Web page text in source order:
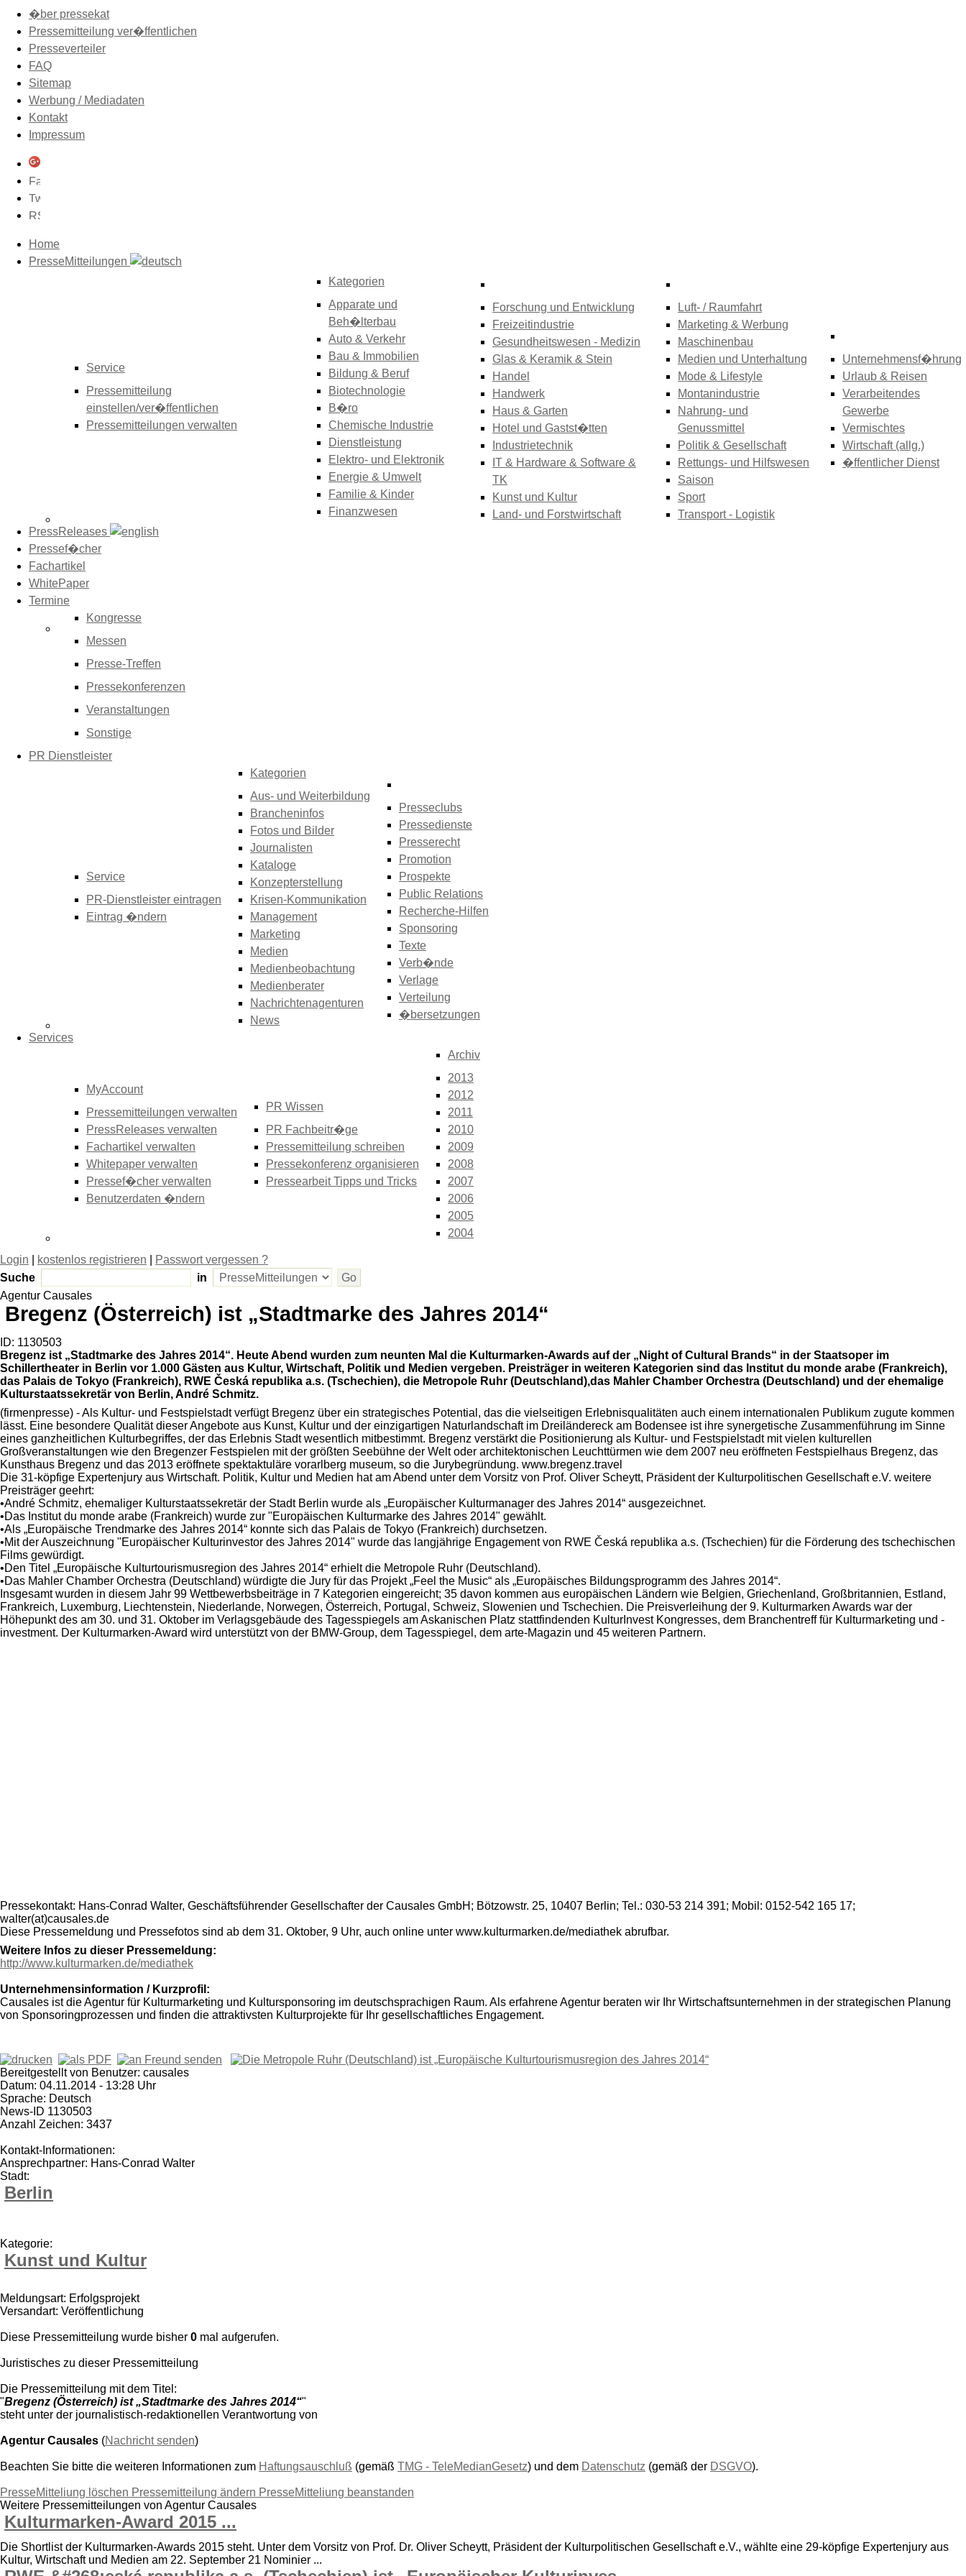
�ber pressekat
Pressemitteilung ver�ffentlichen
Presseverteiler
FAQ
Sitemap
Werbung / Mediadaten
Kontakt
Impressum
Home
PresseMitteilungen
Service
Pressemitteilung
einstellen/ver�ffentlichen
Pressemitteilungen verwalten
Kategorien
Apparate und
Beh�lterbau
Auto & Verkehr
Bau & Immobilien
Bildung & Beruf
Biotechnologie
B�ro
Chemische Industrie
Dienstleistung
Elektro- und Elektronik
Energie & Umwelt
Familie & Kinder
Finanzwesen
Forschung und Entwicklung
Freizeitindustrie
Gesundheitswesen - Medizin
Glas & Keramik & Stein
Handel
Handwerk
Haus & Garten
Hotel und Gastst�tten
Industrietechnik
IT & Hardware & Software &
TK
Kunst und Kultur
Land- und Forstwirtschaft
Luft- / Raumfahrt
Marketing & Werbung
Maschinenbau
Medien und Unterhaltung
Mode & Lifestyle
Montanindustrie
Nahrung- und
Genussmittel
Politik & Gesellschaft
Rettungs- und Hilfswesen
Saison
Sport
Transport - Logistik
Unternehmensf�hrung
Urlaub & Reisen
Verarbeitendes
Gewerbe
Vermischtes
Wirtschaft (allg.)
�ffentlicher Dienst
PressReleases
Pressef�cher
Fachartikel
WhitePaper
Termine
Kongresse
Messen
Presse-Treffen
Pressekonferenzen
Veranstaltungen
Sonstige
PR Dienstleister
Service
PR-Dienstleister eintragen
Eintrag �ndern
Kategorien
Aus- und Weiterbildung
Brancheninfos
Fotos und Bilder
Journalisten
Kataloge
Konzepterstellung
Krisen-Kommunikation
Management
Marketing
Medien
Medienbeobachtung
Medienberater
Nachrichtenagenturen
News
Presseclubs
Pressedienste
Presserecht
Promotion
Prospekte
Public Relations
Recherche-Hilfen
Sponsoring
Texte
Verb�nde
Verlage
Verteilung
�bersetzungen
Services
MyAccount
Pressemitteilungen verwalten
PressReleases verwalten
Fachartikel verwalten
Whitepaper verwalten
Pressef�cher verwalten
Benutzerdaten �ndern
PR Wissen
PR Fachbeitr�ge
Pressemitteilung schreiben
Pressekonferenz organisieren
Pressearbeit Tipps und Tricks
Archiv
2013
2012
2011
2010
2009
2008
2007
2006
2005
2004
Login kostenlos registrieren
Passwort vergessen ?
Suche
in
Agentur Causales
Bregenz (Österreich) ist „Stadtmarke des Jahres 2014“
ID: 1130503
Bregenz ist „Stadtmarke des Jahres 2014“. Heute Abend wurden zum neunten Mal die Kulturmarken-Awards auf der „Night of Cultural Brands“ in der Staatsoper im
Schillertheater in Berlin vor 1.000 Gästen aus Kultur, Wirtschaft, Politik und Medien vergeben. Preisträger in weiteren Kategorien sind das Institut du monde arabe (Frankreich),
das Palais de Tokyo (Frankreich), RWE Česká republika a.s. (Tschechien), die Metropole Ruhr (Deutschland),das Mahler Chamber Orchestra (Deutschland) und der ehemalige
Kulturstaatssekretär von Berlin, André Schmitz.
(firmenpresse) - Als Kultur- und Festspielstadt verfügt Bregenz über ein strategisches Potential, das die vielseitigen Erlebnisqualitäten auch einem internationalen Publikum zugute kommen
lässt. Eine besondere Qualität dieser Angebote aus Kunst, Kultur und der einzigartigen Naturlandschaft im Dreiländereck am Bodensee ist ihre synergetische Zusammenführung im Sinne
eines ganzheitlichen Kulturbegriffes, der das Erlebnis Stadt wesentlich mitbestimmt. Bregenz verstärkt die Positionierung als Kultur- und Festspielstadt mit vielen kulturellen
Großveranstaltungen wie den Bregenzer Festspielen mit der größten Seebühne der Welt oder architektonischen Leuchttürmen wie dem 2007 neu eröffneten Festspielhaus Bregenz, das
Kunsthaus Bregenz und das 2013 eröffnete spektaktuläre vorarlberg museum, so die Jurybegründung. www.bregenz.travel
Die 31-köpfige Expertenjury aus Wirtschaft. Politik, Kultur und Medien hat am Abend unter dem Vorsitz von Prof. Oliver Scheytt, Präsident der Kulturpolitischen Gesellschaft e.V. weitere
Preisträger geehrt:
•André Schmitz, ehemaliger Kulturstaatssekretär der Stadt Berlin wurde als „Europäischer Kulturmanager des Jahres 2014“ ausgezeichnet.
•Das Institut du monde arabe (Frankreich) wurde zur "Europäischen Kulturmarke des Jahres 2014" gewählt.
•Als „Europäische Trendmarke des Jahres 2014“ konnte sich das Palais de Tokyo (Frankreich) durchsetzen.
•Mit der Auszeichnung "Europäischer Kulturinvestor des Jahres 2014" wurde das langjährige Engagement von RWE Česká republika a.s. (Tschechien) für die Förderung des tschechischen
Films gewürdigt.
•Den Titel „Europäische Kulturtourismusregion des Jahres 2014“ erhielt die Metropole Ruhr (Deutschland).
•Das Mahler Chamber Orchestra (Deutschland) würdigte die Jury für das Projekt „Feel the Music“ als „Europäisches Bildungsprogramm des Jahres 2014“.
Insgesamt wurden in diesem Jahr 99 Wettbewerbsbeiträge in 7 Kategorien eingereicht; 35 davon kommen aus europäischen Ländern wie Belgien, Griechenland, Großbritannien, Estland,
Frankreich, Luxemburg, Liechtenstein, Niederlande, Norwegen, Österreich, Portugal, Schweiz, Slowenien und Tschechien. Die Preisverleihung der 9. Kulturmarken Awards war der
Höhepunkt des am 30. und 31. Oktober im Verlagsgebäude des Tagesspiegels am Askanischen Platz stattfindenden KulturInvest Kongresses, dem Branchentreff für Kulturmarketing und -
investment. Der Kulturmarken-Award wird unterstützt von der BMW-Group, dem Tagesspiegel, dem arte-Magazin und 45 weiteren Partnern.
Pressekontakt: Hans-Conrad Walter, Geschäftsführender Gesellschafter der Causales GmbH; Bötzowstr. 25, 10407 Berlin; Tel.: 030-53 214 391; Mobil: 0152-542 165 17;
walter(at)causales.de
Diese Pressemeldung und Pressefotos sind ab dem 31. Oktober, 9 Uhr, auch online unter www.kulturmarken.de/mediathek abrufbar.
Weitere Infos zu dieser Pressemeldung:
http://www.kulturmarken.de/mediathek
Unternehmensinformation / Kurzprofil:
Causales ist die Agentur für Kulturmarketing und Kultursponsoring im deutschsprachigen Raum. Als erfahrene Agentur beraten wir Ihr Wirtschaftsunternehmen in der strategischen Planung
von Sponsoringprozessen und finden die attraktivsten Kulturprojekte für Ihr gesellschaftliches Engagement.
Bereitgestellt von Benutzer: causales
Datum: 04.11.2014 - 13:28 Uhr
Sprache: Deutsch
News-ID 1130503
Anzahl Zeichen: 3437
Kontakt-Informationen:
Ansprechpartner: Hans-Conrad Walter
Stadt:
Berlin
Kategorie:
Kunst und Kultur
Meldungsart: Erfolgsprojekt
Versandart: Veröffentlichung
Diese Pressemitteilung wurde bisher 0 mal aufgerufen.
Juristisches zu dieser Pressemitteilung
Die Pressemitteilung mit dem Titel:
"Bregenz (Österreich) ist „Stadtmarke des Jahres 2014“"
steht unter der journalistisch-redaktionellen Verantwortung von
Agentur Causales (Nachricht senden)
Beachten Sie bitte die weiteren Informationen zum Haftungsauschluß (gemäß TMG - TeleMedianGesetz) und dem Datenschutz (gemäß der DSGVO).
PresseMitteliung löschen Pressemitteilung ändern PresseMitteliung beanstanden
Weitere Pressemitteilungen von Agentur Causales
Kulturmarken-Award 2015 ...
Die Shortlist der Kulturmarken-Awards 2015 steht. Unter dem Vorsitz von Prof. Dr. Oliver Scheytt, Präsident der Kulturpolitischen Gesellschaft e.V., wählte eine 29-köpfige Expertenjury aus
Kultur, Wirtschaft und Medien am 22. September 21 Nominier ...